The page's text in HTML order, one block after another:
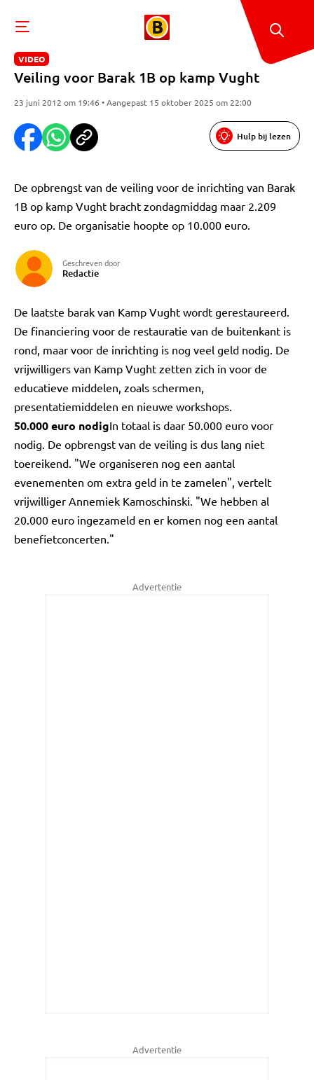
VIDEO
Veiling voor Barak 1B op kamp Vught
23 juni 2012 om 19:46 • Aangepast 15 oktober 2025 om 22:00
Hulp bij lezen
De opbrengst van de veiling voor de inrichting van Barak
1B op kamp Vught bracht zondagmiddag maar 2.209
euro op. De organisatie hoopte op 10.000 euro.
Geschreven door
Redactie
De laatste barak van Kamp Vught wordt gerestaureerd.
De financiering voor de restauratie van de buitenkant is
rond, maar voor de inrichting is nog veel geld nodig. De
vrijwilligers van Kamp Vught zetten zich in voor de
educatieve middelen, zoals schermen,
presentatiemiddelen en nieuwe workshops.
50.000 euro nodigIn totaal is daar 50.000 euro voor
nodig. De opbrengst van de veiling is dus lang niet
toereikend. "We organiseren nog een aantal
evenementen om extra geld in te zamelen", vertelt
vrijwilliger Annemiek Kamoschinski. "We hebben al
20.000 euro ingezameld en er komen nog een aantal
benefietconcerten."
Advertentie
Advertentie